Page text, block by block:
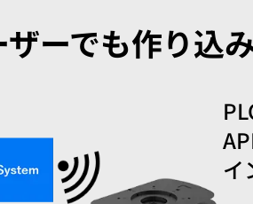
ーでも作り込
イ